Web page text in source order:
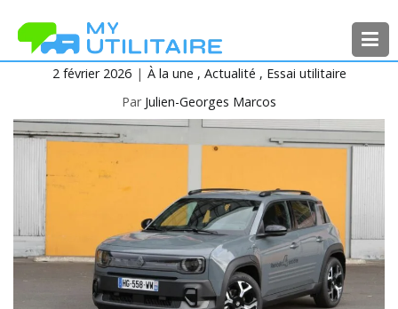
contenu
MyUtilitaire
Toute l’actualité des véhicules
utilitaires
2 février 2026 À la une Actualité
Essai utilitaire
Par Julien-Georges Marcos